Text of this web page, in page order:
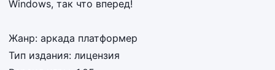
Windows, так что вперед!
Жанр: аркада платформер
Тип издания: лицензия